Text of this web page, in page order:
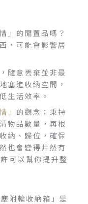
」的閒置品嗎？
，可能會影響居
隨意丟棄並非最
塞進收納空間，
生活效率。
」 的觀念：秉持
物品數量，再根
納、歸位，確保
也會變得井然有
可以幫你提升整
附輪收納箱」是